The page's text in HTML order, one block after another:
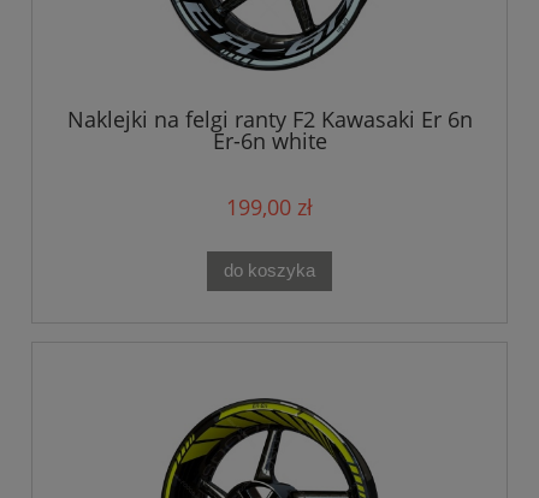
Naklejki na felgi ranty F2 Kawasaki Er 6n
Er-6n white
199,00 zł
do koszyka